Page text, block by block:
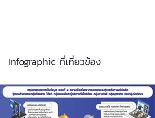
Infographic ที่เกี่ยวข้อง